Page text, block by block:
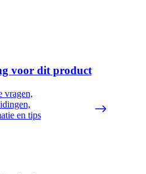
voor dit product
vragen,
en tips